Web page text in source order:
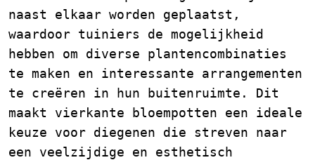
naast elkaar worden geplaatst,
waardoor tuiniers de mogelijkheid
hebben om diverse plantencombinaties
te maken en interessante arrangementen
te creëren in hun buitenruimte. Dit
maakt vierkante bloempotten een ideale
keuze voor diegenen die streven naar
een veelzijdige en esthetisch